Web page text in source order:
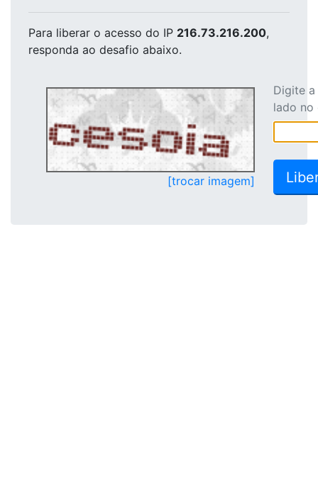
Para liberar o acesso do IP 216.73.216.200,
responda ao desafio abaixo.
[trocar imagem]
Digite
lado no